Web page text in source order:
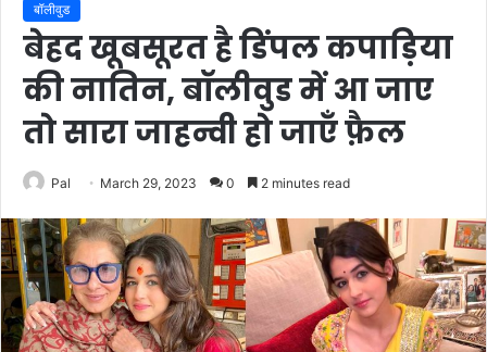
बॉलीवुड
बेहद खूबसूरत है डिंपल कपाड़िया
की नातिन, बॉलीवुड में आ जाए
तो सारा जाहन्वी हो जाएँ फ़ैल
Pal March 29, 2023 0 2 minutes read